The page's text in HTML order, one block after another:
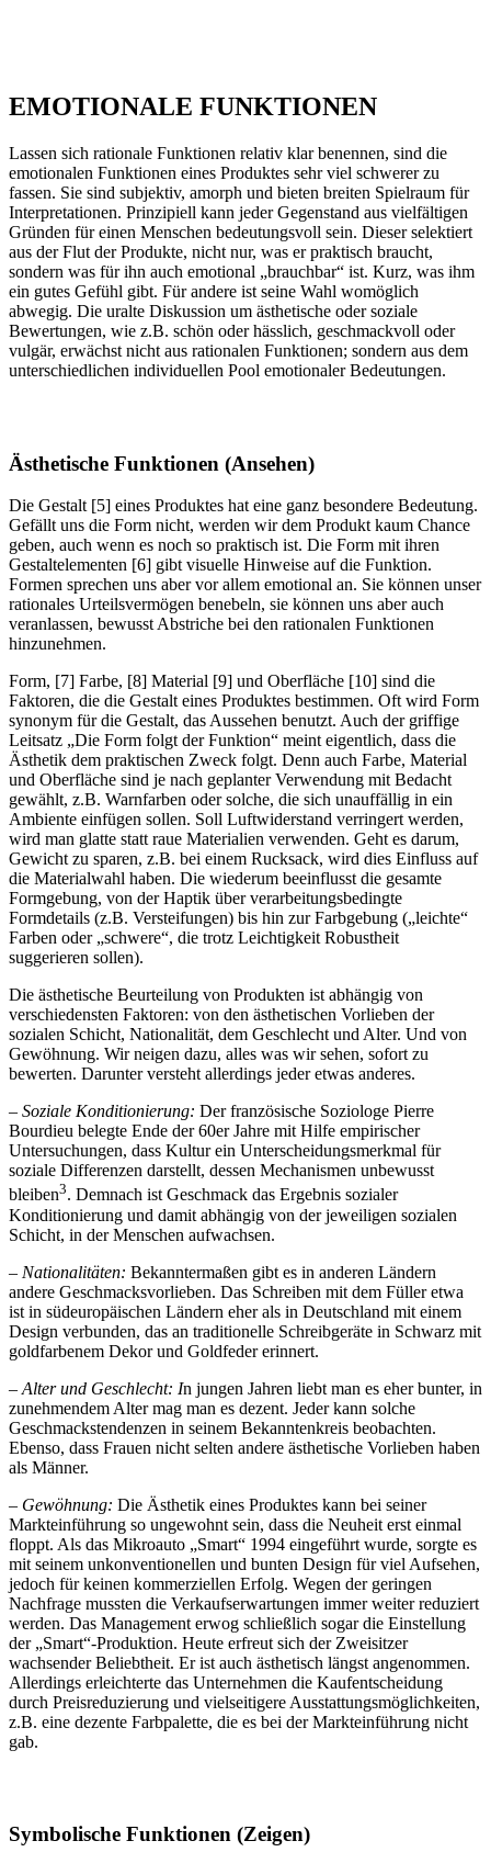
EMOTIONALE FUNKTIONEN
Lassen sich rationale Funktionen relativ klar benennen, sind die
emotionalen Funktionen eines Produktes sehr viel schwerer zu
fassen. Sie sind subjektiv, amorph und bieten breiten Spielraum für
Interpretationen. Prinzipiell kann jeder Gegenstand aus vielfältigen
Gründen für einen Menschen bedeutungsvoll sein. Dieser selektiert
aus der Flut der Produkte, nicht nur, was er praktisch braucht,
sondern was für ihn auch emotional „brauchbar“ ist. Kurz, was ihm
ein gutes Gefühl gibt. Für andere ist seine Wahl womöglich
abwegig. Die uralte Diskussion um ästhetische oder soziale
Bewertungen, wie z.B. schön oder hässlich, geschmackvoll oder
vulgär, erwächst nicht aus rationalen Funktionen; sondern aus dem
unterschiedlichen individuellen Pool emotionaler Bedeutungen.
Ästhetische Funktionen (Ansehen)
Die Gestalt [5] eines Produktes hat eine ganz besondere Bedeutung.
Gefällt uns die Form nicht, werden wir dem Produkt kaum Chance
geben, auch wenn es noch so praktisch ist. Die Form mit ihren
Gestaltelementen [6] gibt visuelle Hinweise auf die Funktion.
Formen sprechen uns aber vor allem emotional an. Sie können unser
rationales Urteilsvermögen benebeln, sie können uns aber auch
veranlassen, bewusst Abstriche bei den rationalen Funktionen
hinzunehmen.
Form, [7] Farbe, [8] Material [9] und Oberfläche [10] sind die
Faktoren, die die Gestalt eines Produktes bestimmen. Oft wird Form
synonym für die Gestalt, das Aussehen benutzt. Auch der griffige
Leitsatz „Die Form folgt der Funktion“ meint eigentlich, dass die
Ästhetik dem praktischen Zweck folgt. Denn auch Farbe, Material
und Oberfläche sind je nach geplanter Verwendung mit Bedacht
gewählt, z.B. Warnfarben oder solche, die sich unauffällig in ein
Ambiente einfügen sollen. Soll Luftwiderstand verringert werden,
wird man glatte statt raue Materialien verwenden. Geht es darum,
Gewicht zu sparen, z.B. bei einem Rucksack, wird dies Einfluss auf
die Materialwahl haben. Die wiederum beeinflusst die gesamte
Formgebung, von der Haptik über verarbeitungsbedingte
Formdetails (z.B. Versteifungen) bis hin zur Farbgebung („leichte“
Farben oder „schwere“, die trotz Leichtigkeit Robustheit
suggerieren sollen).
Die ästhetische Beurteilung von Produkten ist abhängig von
verschiedensten Faktoren: von den ästhetischen Vorlieben der
sozialen Schicht, Nationalität, dem Geschlecht und Alter. Und von
Gewöhnung. Wir neigen dazu, alles was wir sehen, sofort zu
bewerten. Darunter versteht allerdings jeder etwas anderes.
– Soziale Konditionierung: Der französische Soziologe Pierre
Bourdieu belegte Ende der 60er Jahre mit Hilfe empirischer
Untersuchungen, dass Kultur ein Unterscheidungsmerkmal für
soziale Differenzen darstellt, dessen Mechanismen unbewusst
bleiben3. Demnach ist Geschmack das Ergebnis sozialer
Konditionierung und damit abhängig von der jeweiligen sozialen
Schicht, in der Menschen aufwachsen.
– Nationalitäten: Bekanntermaßen gibt es in anderen Ländern
andere Geschmacksvorlieben. Das Schreiben mit dem Füller etwa
ist in südeuropäischen Ländern eher als in Deutschland mit einem
Design verbunden, das an traditionelle Schreibgeräte in Schwarz mit
goldfarbenem Dekor und Goldfeder erinnert.
– Alter und Geschlecht: In jungen Jahren liebt man es eher bunter, in
zunehmendem Alter mag man es dezent. Jeder kann solche
Geschmackstendenzen in seinem Bekanntenkreis beobachten.
Ebenso, dass Frauen nicht selten andere ästhetische Vorlieben haben
als Männer.
– Gewöhnung: Die Ästhetik eines Produktes kann bei seiner
Markteinführung so ungewohnt sein, dass die Neuheit erst einmal
floppt. Als das Mikroauto „Smart“ 1994 eingeführt wurde, sorgte es
mit seinem unkonventionellen und bunten Design für viel Aufsehen,
jedoch für keinen kommerziellen Erfolg. Wegen der geringen
Nachfrage mussten die Verkaufserwartungen immer weiter reduziert
werden. Das Management erwog schließlich sogar die Einstellung
der „Smart“-Produktion. Heute erfreut sich der Zweisitzer
wachsender Beliebtheit. Er ist auch ästhetisch längst angenommen.
Allerdings erleichterte das Unternehmen die Kaufentscheidung
durch Preisreduzierung und vielseitigere Ausstattungsmöglichkeiten,
z.B. eine dezente Farbpalette, die es bei der Markteinführung nicht
gab.
Symbolische Funktionen (Zeigen)